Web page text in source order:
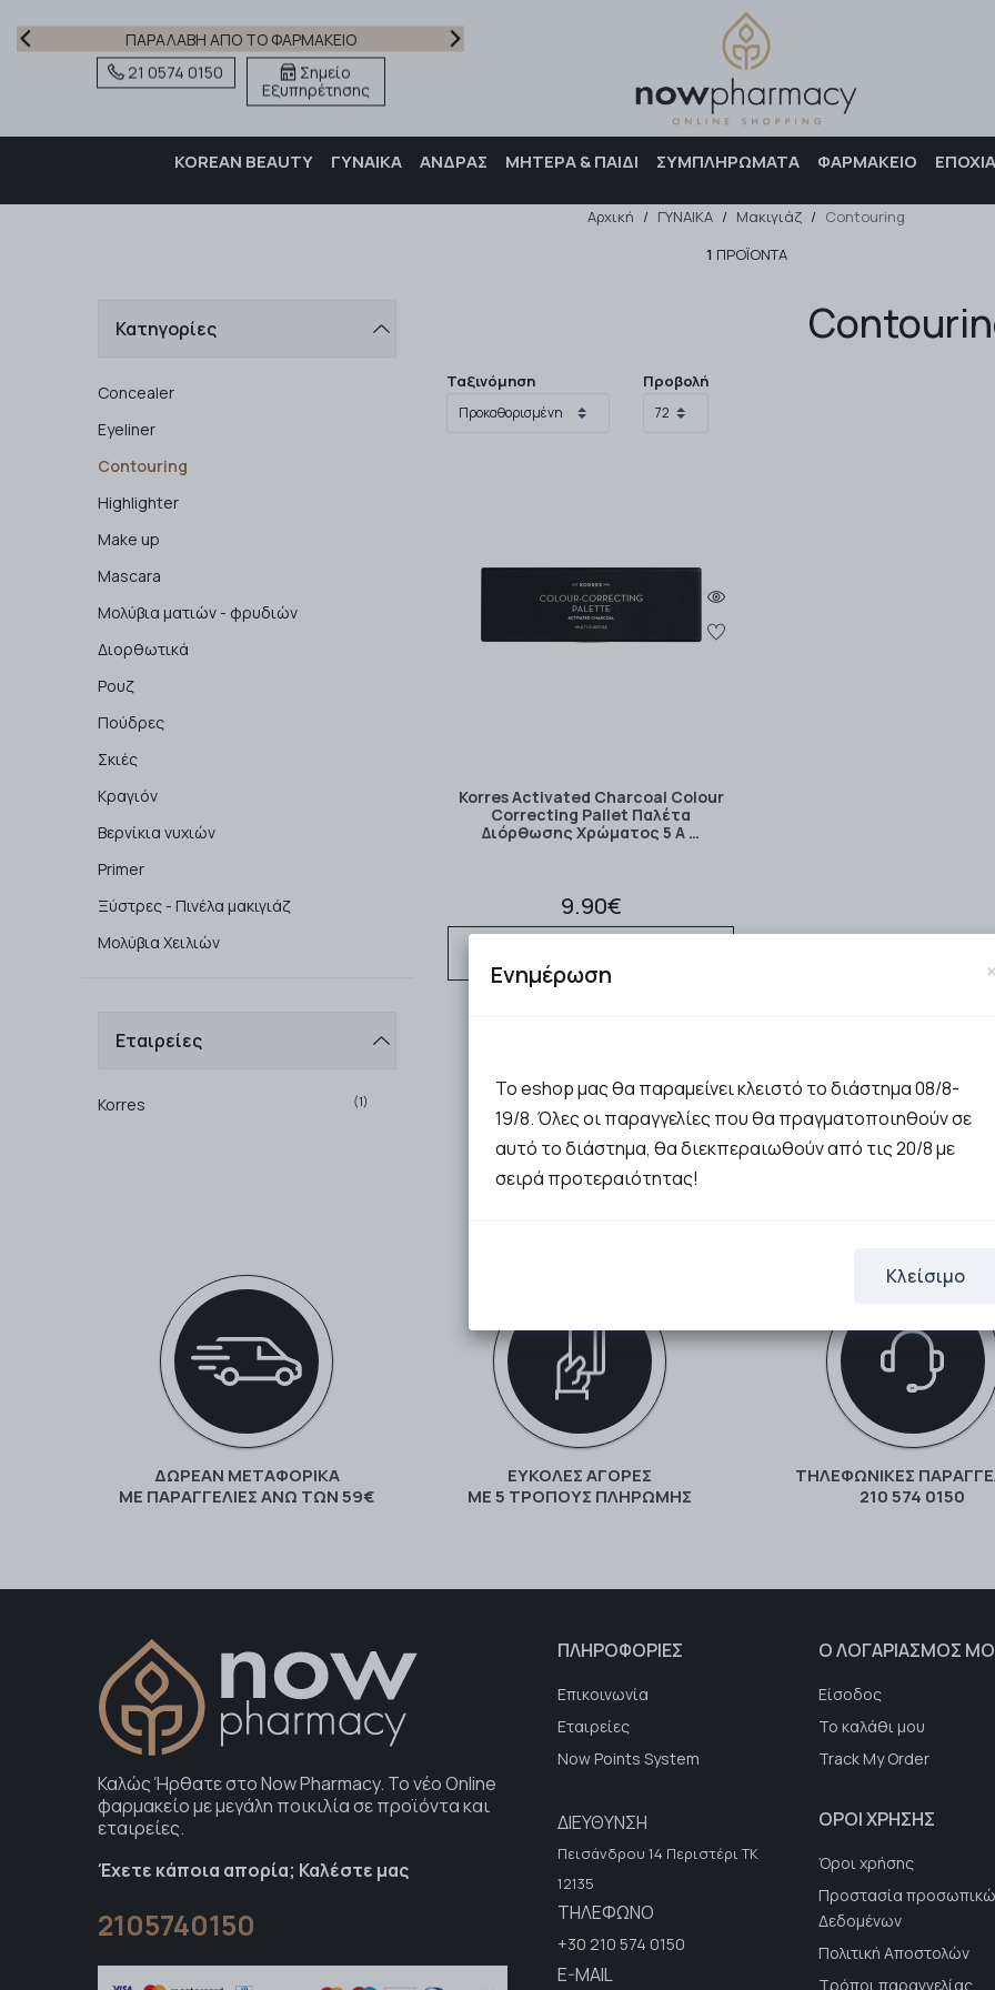
ΠΑΡΑΛΑΒΗ ΑΠΟ ΤΟ ΦΑΡΜΑΚΕΙΟ
21 0574 0150
Σημείο
Εξυπηρέτησης
KOREAN BEAUTY ΓΥΝΑΙΚΑ ΑΝΔΡΑΣ ΜΗΤΕΡΑ & ΠΑΙΔΙ ΣΥΜΠΛΗΡΩΜΑΤΑ ΦΑΡΜΑΚΕΙΟ
Αναζήτηση
Αρχική / ΓΥΝΑΙΚΑ / Μακιγιάζ / Contouring
1 ΠΡΟΪΌΝΤΑ
Κατηγορίες
Concealer
Eyeliner
Contouring
Highlighter
Make up
Mascara
Μολύβια ματιών - φρυδιών
Διορθωτικά
Ρουζ
Πούδρες
Σκιές
Κραγιόν
Βερνίκια νυχιών
Primer
Ξύστρες - Πινέλα μακιγιάζ
Μολύβια Χειλιών
Εταιρείες
Korres (1)
Ταξινόμηση Προβολή
Korres Activated Charcoal Colour
Correcting Pallet Παλέτα
Διόρθωσης Χρώματος 5 Α …
9.90€
ΔΩΡΕΑΝ ΜΕΤΑΦΟΡΙΚΑ
ΜΕ ΠΑΡΑΓΓΕΛΊΕΣ ΆΝΩ ΤΩΝ 59€
ΕΥΚΟΛΕΣ ΑΓΟΡΕΣ
ΜΕ 5 ΤΡΌΠΟΥΣ ΠΛΗΡΩΜΉΣ
ΤΗΛΕΦΩΝΙΚΕΣ
210 574 0150
Καλώς Ήρθατε στο Now Pharmacy. To νέο Online
φαρμακείο με μεγάλη ποικιλία σε προϊόντα και
εταιρείες.
Έχετε κάποια απορία; Καλέστε μας
2105740150
ΠΛΗΡΟΦΟΡΙΕΣ
Επικοινωνία
Εταιρείες
Now Points System
Ο ΛΟΓΑΡΙΑΣΜΟΣ
Είσοδος
Το καλάθι μου
Track My Order
ΔΙΕΥΘΥΝΣΗ
Πεισάνδρου 14 Περιστέρι ΤΚ
12135
ΤΗΛΕΦΩΝΟ
+30 210 574 0150
E-MAIL
ΟΡΟΙ ΧΡΗΣΗΣ
Όροι χρήσης
Προστασία
Δεδομένων
Πολιτική Αποστολών
Τρόποι παραγγελίας
Ενημέρωση
Το eshop μας θα παραμείνει κλειστό το διάστημα 08/8-
19/8. Όλες οι παραγγελίες που θα πραγματοποιηθούν σε
αυτό το διάστημα, θα διεκπεραιωθούν από τις 20/8 με
σειρά προτεραιότητας!
Κλείσιμο